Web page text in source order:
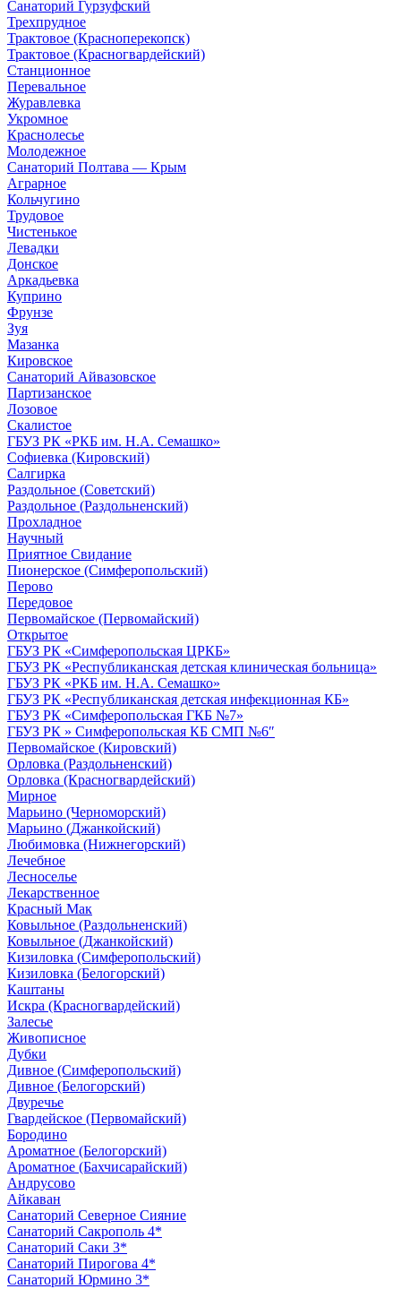
Санаторий Гурзуфский
Трехпрудное
Трактовое (Красноперекопск)
Трактовое (Красногвардейский)
Станционное
Перевальное
Журавлевка
Укромное
Краснолесье
Молодежное
Санаторий Полтава — Крым
Аграрное
Кольчугино
Трудовое
Чистенькое
Левадки
Донское
Аркадьевка
Куприно
Фрунзе
Зуя
Мазанка
Кировское
Санаторий Айвазовское
Партизанское
Лозовое
Скалистое
ГБУЗ РК «РКБ им. Н.А. Семашко»
Софиевка (Кировский)
Салгирка
Раздольное (Советский)
Раздольное (Раздольненский)
Прохладное
Научный
Приятное Свидание
Пионерское (Симферопольский)
Перово
Передовое
Первомайское (Первомайский)
Открытое
ГБУЗ РК «Симферопольская ЦРКБ»
ГБУЗ РК «Республиканская детская клиническая больница»
ГБУЗ РК «РКБ им. Н.А. Семашко»
ГБУЗ РК «Республиканская детская инфекционная КБ»
ГБУЗ РК «Симферопольская ГКБ №7»
ГБУЗ РК » Симферопольская КБ СМП №6″
Первомайское (Кировский)
Орловка (Раздольненский)
Орловка (Красногвардейский)
Мирное
Марьино (Черноморский)
Марьино (Джанкойский)
Любимовка (Нижнегорский)
Лечебное
Лесноселье
Лекарственное
Красный Мак
Ковыльное (Раздольненский)
Ковыльное (Джанкойский)
Кизиловка (Симферопольский)
Кизиловка (Белогорский)
Каштаны
Искра (Красногвардейский)
Залесье
Живописное
Дубки
Дивное (Симферопольский)
Дивное (Белогорский)
Двуречье
Гвардейское (Первомайский)
Бородино
Ароматное (Белогорский)
Ароматное (Бахчисарайский)
Андрусово
Айкаван
Санаторий Северное Сияние
Санаторий Сакрополь 4*
Санаторий Саки 3*
Санаторий Пирогова 4*
Санаторий Юрмино 3*